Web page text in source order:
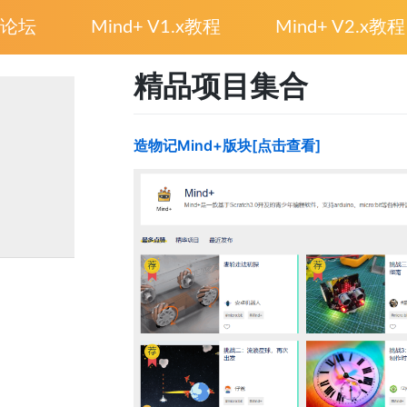
论坛 Mind+ V1.x教程 Mind+ V2.x教程
精品项目集合
造物记Mind+版块[点击查看]